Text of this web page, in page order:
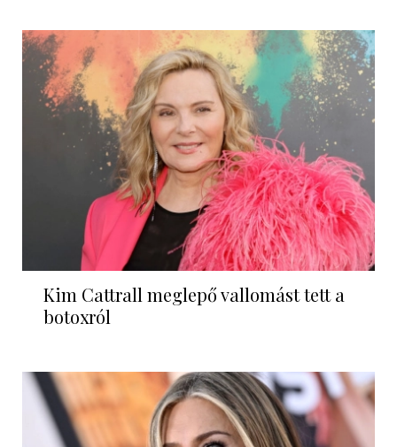
Kim Cattrall meglepő vallomást tett a
botoxról